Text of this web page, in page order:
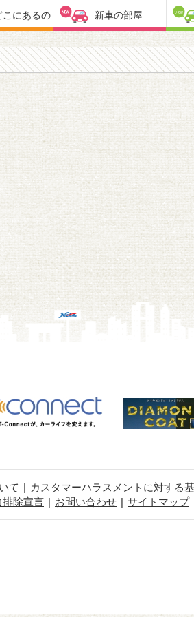
こにあるの 新車の部屋
て カスタマーハラスメントに対する
排除宣言
お問い合わせ サイトマップ